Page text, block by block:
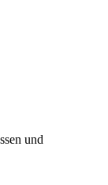
und